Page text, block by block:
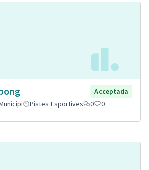
Acceptada
Pistes Esportives 0 0